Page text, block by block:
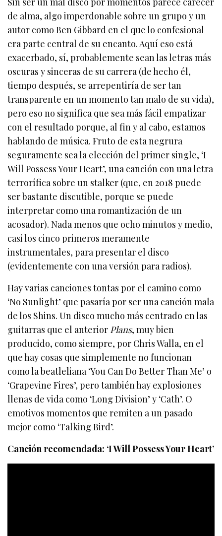
de alma, algo imperdonable sobre un grupo y un
autor como Ben Gibbard en el que lo confesional
era parte central de su encanto. Aquí eso está
exacerbado, sí, probablemente sean las letras más
oscuras y sinceras de su carrera (de hecho él,
tiempo después, se arrepentiría de ser tan
transparente en un momento tan malo de su vida),
pero eso no significa que sea más fácil empatizar
con el resultado porque, al fin y al cabo, estamos
hablando de música. Fruto de esta negrura
seguramente sea la elección del primer single, ‘I
Will Possess Your Heart’, una canción con una letra
terrorífica sobre un stalker (que, en 2018 puede
ser bastante discutible, porque se puede
interpretar como una romantización de un
acosador). Nada menos que ocho minutos y medio,
casi los cinco primeros meramente
instrumentales, para presentar el disco
(evidentemente con una versión para radios).
Hay varias canciones tontas por el camino como
‘No Sunlight’ que pasaría por ser una canción mala
de los Shins. Un disco mucho más centrado en las
guitarras que el anterior Plans, muy bien
producido, como siempre, por Chris Walla, en el
que hay cosas que simplemente no funcionan
como la beatleliana ‘You Can Do Better Than Me’ o
‘Grapevine Fires’, pero también hay explosiones
llenas de vida como ‘Long Division’ y ‘Cath’. O
emotivos momentos que remiten a un pasado
mejor como ‘Talking Bird’.
Canción recomendada: ‘I Will Possess Your Heart’